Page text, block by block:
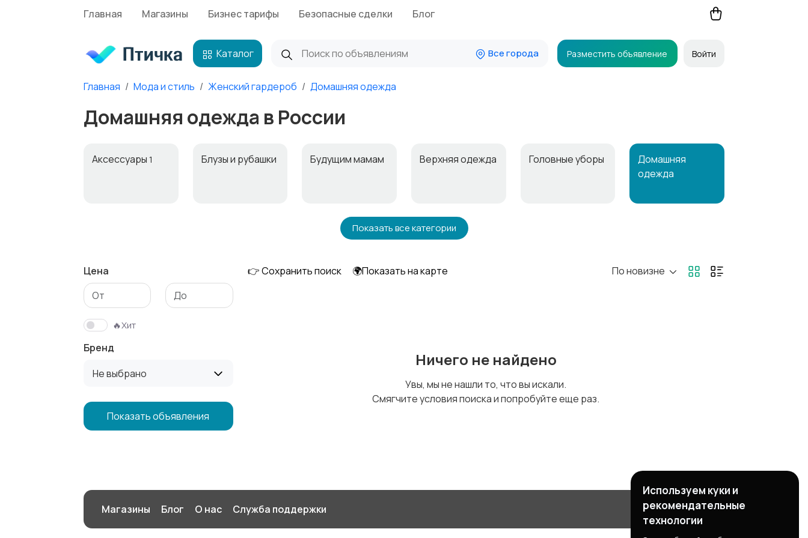
Главная Магазины Бизнес тарифы Безопасные сделки Блог
Каталог Все города Разместить объявление Войти
Главная Мода и стиль Женский гардероб Домашняя одежда
Домашняя одежда в России
Аксессуары 1 Блузы и рубашки Будущим мамам Верхняя одежда Головные уборы
Домашняя
одежда
Нижнее белье Обувь
Свитеры и
толстовки
одежда
Показать все категории
Цена
🔥Хит
Бренд
Не выбрано
Показать объявления
👉 Сохранить поиск 🌍Показать на карте По новизне
Ничего не найдено
Увы, мы не нашли то, что вы искали.
Смягчите условия поиска и попробуйте еще раз.
Магазины Блог О нас Служба поддержки
Используем куки и
рекомендательные
технологии